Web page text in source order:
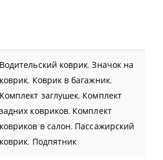
Водительский коврик,Значок на
коврик, Коврик в багажник,
Комплект заглушек, Комплект
задних ковриков, Комплект
ковриков в салон, Пассажирский
коврик, Подпятник